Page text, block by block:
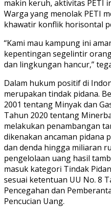
makin keruh, aktivitas PETI
Warga yang menolak PETI
khawatir konflik horisontal
“Kami mau kampung ini
kepentingan segelintir
dan lingkungan hancur,”
Dalam hukum positif di
merupakan tindak pidana.
2001 tentang Minyak dan
Tahun 2020 tentang
melakukan penambangan
dikenakan ancaman pidana
dan denda hingga miliaran
pengelolaan uang hasil
masuk kategori Tindak
sesuai ketentuan UU No. 8
Pencegahan dan
Pencucian Uang.